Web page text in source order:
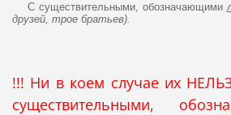
С существительными, обозначающими
друзей, трое братьев).
!!! Ни в коем случае их
существительными,